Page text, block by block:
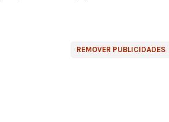
REMOVER PUBLICIDADES